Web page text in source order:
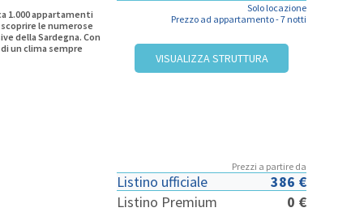
1.000 appartamenti
le numerose
della Sardegna. Con
un clima sempre
Solo locazione
Prezzo ad appartamento -7 notti
VISUALIZZA STRUTTURA
Prezzi a partire da
Listino ufficiale
386 €
Listino Premium
0 €